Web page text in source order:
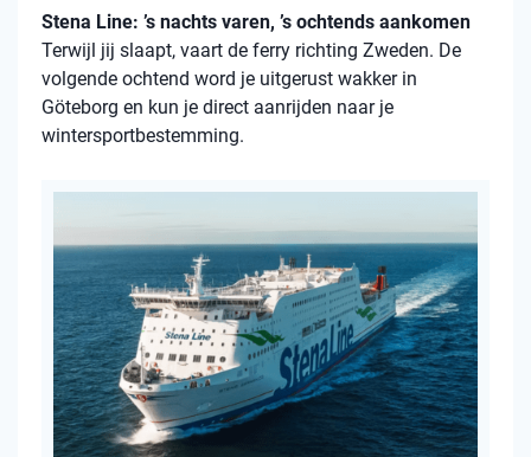
Stena Line: ’s nachts varen, ’s ochtends aankomen
Terwijl jij slaapt, vaart de ferry richting Zweden. De
volgende ochtend word je uitgerust wakker in
Göteborg en kun je direct aanrijden naar je
wintersportbestemming.